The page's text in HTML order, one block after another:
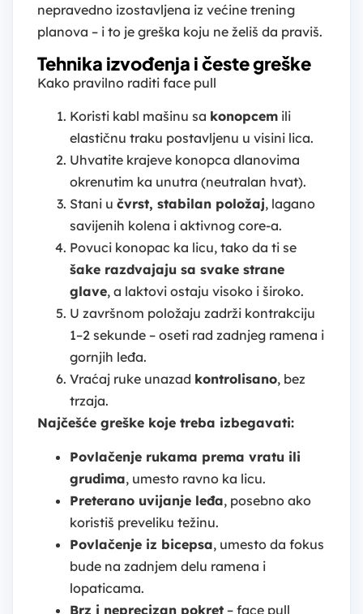
nepravedno izostavljena iz većine trening
planova – i to je greška koju ne želiš da praviš.
Tehnika izvođenja i česte greške
Kako pravilno raditi face pull
Koristi kabl mašinu sa konopcem ili
elastičnu traku postavljenu u visini lica.
Uhvatite krajeve konopca dlanovima
okrenutim ka unutra (neutralan hvat).
Stani u čvrst, stabilan položaj, lagano
savijenih kolena i aktivnog core-a.
Povuci konopac ka licu, tako da ti se
šake razdvajaju sa svake strane
glave, a laktovi ostaju visoko i široko.
U završnom položaju zadrži kontrakciju
1–2 sekunde – oseti rad zadnjeg ramena i
gornjih leđa.
Vraćaj ruke unazad kontrolisano, bez
trzaja.
Najčešće greške koje treba izbegavati:
Povlačenje rukama prema vratu ili
grudima, umesto ravno ka licu.
Preterano uvijanje leđa, posebno ako
koristiš preveliku težinu.
Povlačenje iz bicepsa, umesto da fokus
bude na zadnjem delu ramena i
lopaticama.
Brz i neprecizan pokret – face pull